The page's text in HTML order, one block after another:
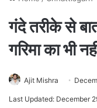
गंदे तरीके से
गरिमा का भी
Ajit Mishra
Last Updated: December